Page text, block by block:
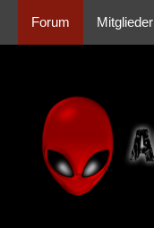
Forum Mitglieder